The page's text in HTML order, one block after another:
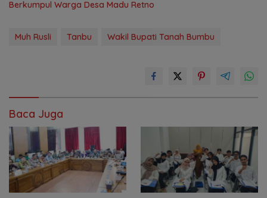
Berkumpul Warga Desa Madu Retno
Muh Rusli Tanbu Wakil Bupati Tanah Bumbu
Baca Juga